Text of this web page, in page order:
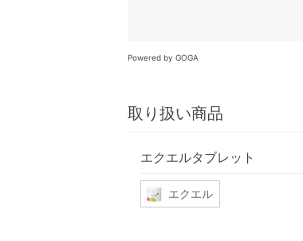
Powered by GOGA
取り扱い商品
エクエルタブレット
エクエル